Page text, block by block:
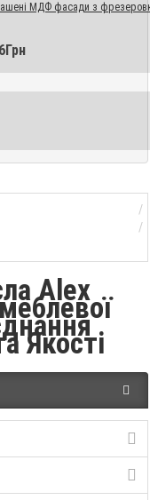
МДФ фасади з
Alex
Якості